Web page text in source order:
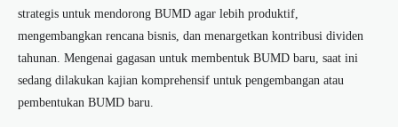
strategis untuk mendorong BUMD agar lebih produktif,
mengembangkan rencana bisnis, dan menargetkan kontribusi dividen
tahunan. Mengenai gagasan untuk membentuk BUMD baru, saat ini
sedang dilakukan kajian komprehensif untuk pengembangan atau
pembentukan BUMD baru.